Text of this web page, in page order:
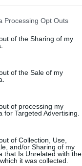
Processing Opt Outs
of the Sharing of my
of the Sale of my
of processing my
for Targeted Advertising.
of Collection, Use,
and/or Sharing of my
that Is Unrelated with the
it was collected.